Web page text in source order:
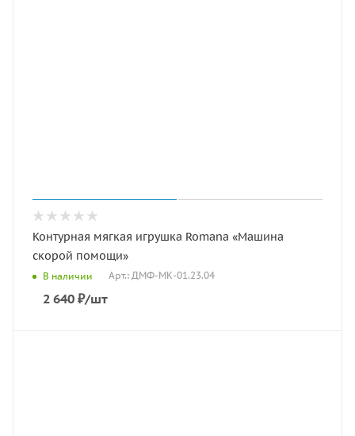
Контурная мягкая игрушка Romana «Машина
скорой помощи»
В наличии Арт.: ДМФ-МК-01.23.04
2 640 ₽/шт